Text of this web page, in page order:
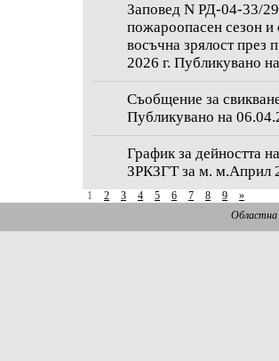
Заповед N РД-04-33/
пожароопасен сезон и
восъчна зрялост през
2026 г. Публикувано
Съобщение за
Публикувано на
График за дейността
ЗРКЗГТ за м. м.Април
1 2 3 4 5 6 7 8 9
»
Областна